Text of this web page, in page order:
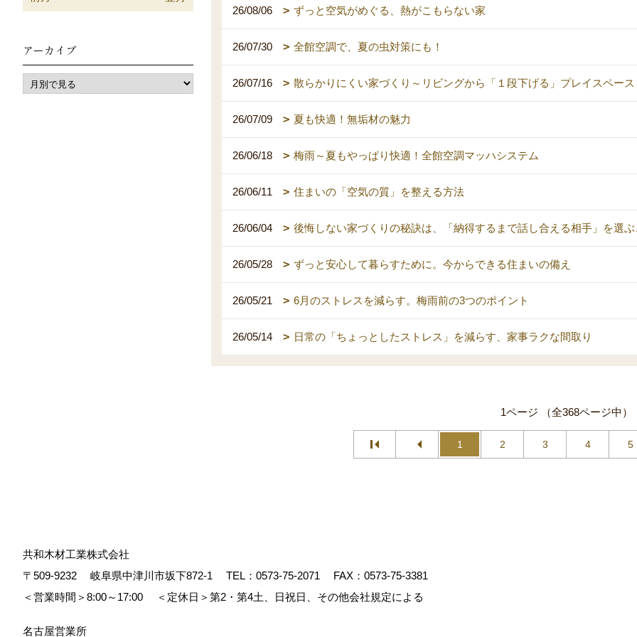
26/08/06 ずっと空気がめぐる、熱がこもらない家
26/07/30 全館空調で、夏の虫対策にも！
26/07/16 散らかりにくい家づくり～リビングから「１段下げる」プレイスペース
26/07/09 夏も快適！無垢材の魅力
26/06/18 梅雨～夏もやっぱり快適！全館空調マッハシステム
26/06/11 住まいの「空気の質」を整える方法
26/06/04 後悔しない家づくりの秘訣は、「納得するまで話し合える相手」を選
26/05/28 ずっと安心して暮らすために。今からできる住まいの備え
26/05/21 6月のストレスを減らす。梅雨前の3つのポイント
26/05/14 日常の「ちょっとしたストレス」を減らす、家事ラクな間取り
1ページ （全368ページ中）
1 2 3 4 5
アーカイブ
共和木材工業株式会社
〒509-9232
岐阜県中津川市坂下872‐1 TEL： 0573-75-2071
FAX：0573-75-3381
＜営業時間＞8:00～17:00
＜定休日＞第2・第4土、日祝日、その他会社規定による
名古屋営業所